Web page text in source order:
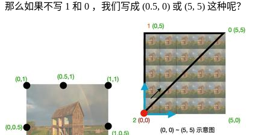
那么如果不写 1 和 0 ，我们写成 (0.5, 0) 或 (5, 5) 这种呢？